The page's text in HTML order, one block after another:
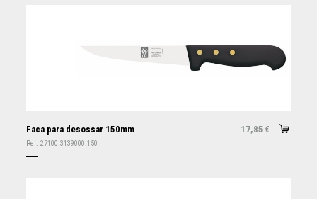
Faca para desossar 150mm 17,85 €
Ref: 27100.3139000.150